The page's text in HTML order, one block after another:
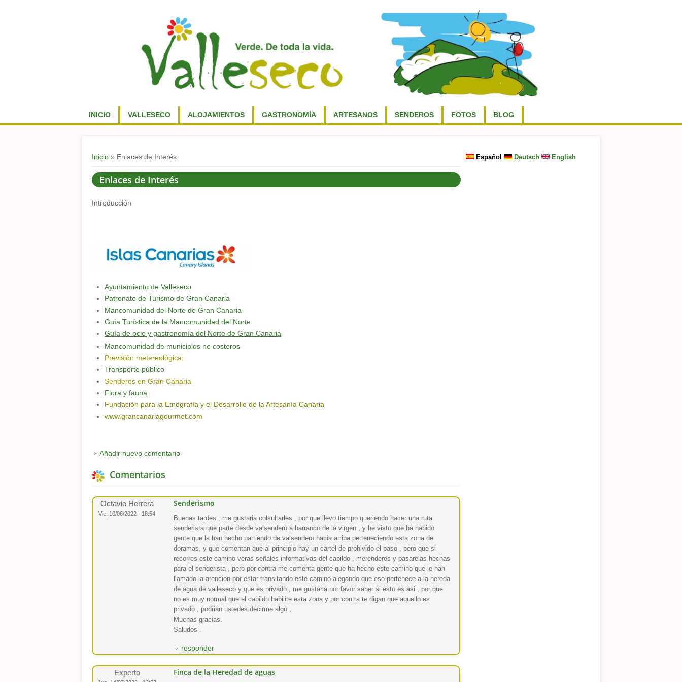
INICIO VALLESECO ALOJAMIENTOS GASTRONOMÍA ARTESANOS SENDEROS FOTOS BLOG
Usted está aquí
Inicio » Enlaces de Interés
Enlaces de Interés
Introducción
Ayuntamiento de Valleseco
Patronato de Turismo de Gran Canaria
Mancomunidad del Norte de Gran Canaria
Guía Turística de la Mancomunidad del Norte
Guía de ocio y gastronomía del Norte de Gran Canaria
Mancomunidad de municipios no costeros
Previsión metereológica
Transporte público
Senderos en Gran Canaria
Flora y fauna
Fundación para la Etnografía y el Desarrollo de la Artesanía Canaria
www.grancanariagourmet.com
Añadir nuevo comentario
Comentarios
Octavio Herrera
Vie, 10/06/2022 - 18:54
Senderismo
Buenas tardes , me gustaria colsultarles , por que llevo tiempo queriendo hacer una ruta
senderista que parte desde valsendero a barranco de la virgen , y he visto que ha habido
gente que la han hecho partiendo de valsendero hacia arriba perteneciendo esta zona de
doramas, y que comentan que al principio hay un cartel de prohivido el paso , pero que si
recorres este camino veras señales informativas del cabildo , merenderos y pasarelas hechas
para el senderista , pero por contra me comenta gente que ha hecho este camino que le han
llamado la atencion por estar transitando este camino alegando que eso pertenece a la hereda
de agua de valleseco y que es privado , me gustaria por favor saber si esto es asi , por que
no es muy normal que el cabildo habilite esta zona y por contra te digan que aquello es
privado , podrian ustedes decirme algo ,
Muchas gracias.
Saludos .
responder
Experto Finca de la Heredad de aguas
Español Deutsch English